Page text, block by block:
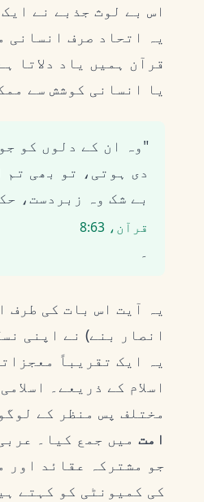
اس بے لوث جذبے نے
یہ اتحاد صرف انسانی
قرآن ہمیں یاد دلاتا
یا انسانی کوشش سے
"وہ ان کے دلوں کو
دی ہوتی، تو بھی
بے شک وہ زبردست،
قرآن، 8:63
۔
یہ آیت اس بات کی طرف
انصار بنے) نے اپنی
یہ ایک تقریباً
اسلام کے ذریعے۔
مختلف پس منظر کے
امت میں جمع کیا۔
جو مشترکہ عقائد اور
کی کمیونٹی کو کہتے